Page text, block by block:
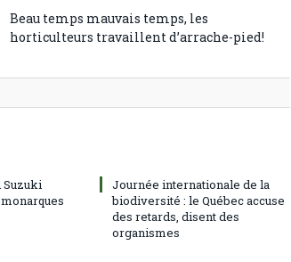
Beau temps mauvais temps, les
horticulteurs travaillent d’arrache-pied!
Suzuki
Journée internationale de la
biodiversité : le Québec accuse
des retards, disent des
organismes